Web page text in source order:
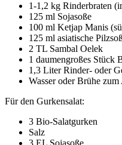
1-1,2 kg Rinderbraten
125 ml Sojasoße
100 ml Ketjap Manis
125 ml asiatische
2 TL Sambal Oelek
1 daumengroßes Stück
1,3 Liter Rinder- oder
Wasser oder Brühe
Für den Gurkensalat:
3 Bio-Salatgurken
Salz
3 EL Sojasoße